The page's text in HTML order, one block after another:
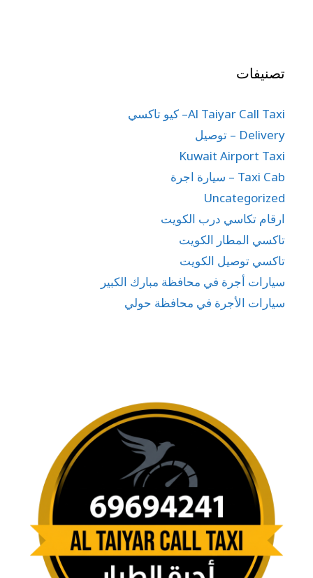
تصنيفات
Al Taiyar Call Taxi– كيو تاكسي
Delivery – توصيل
Kuwait Airport Taxi
Taxi Cab – سيارة اجرة
Uncategorized
ارقام تكاسي درب الكويت
تاكسي المطار الكويت
تاكسي توصيل الكويت
سيارات أجرة في محافظة مبارك الكبير
سيارات الأجرة في محافظة حولي